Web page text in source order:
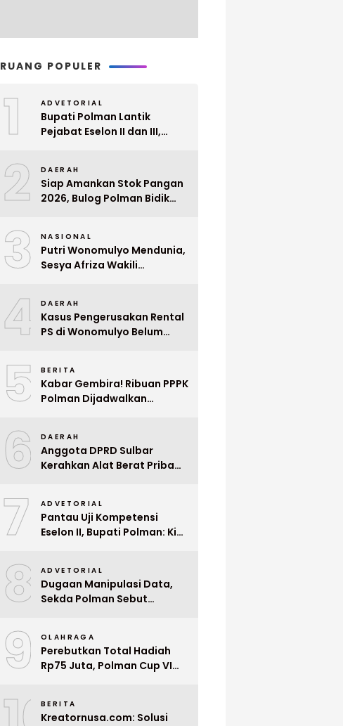
RUANG POPULER
1 ADVETORIAL
Bupati Polman Lantik
Pejabat Eselon II dan III,
2 DAERAH
Siap Amankan Stok Pangan
2026, Bulog Polman Bidik
3 NASIONAL
Putri Wonomulyo Mendunia,
Sesya Afriza Wakili
4 DAERAH
Kasus Pengerusakan Rental
PS di Wonomulyo Belum
Pelaku
5 BERITA
Kabar Gembira! Ribuan PPPK
Polman Dijadwalkan
6 DAERAH
Anggota DPRD Sulbar
Kerahkan Alat Berat Pribadi
7 ADVETORIAL
Pantau Uji Kompetensi
Eselon II, Bupati Polman: Kita
8 ADVETORIAL
Dugaan Manipulasi Data,
Sekda Polman Sebut
Ditunda
9 OLAHRAGA
Perebutkan Total Hadiah
Rp75 Juta, Polman Cup VI
BERITA
Kreatornusa.com: Solusi